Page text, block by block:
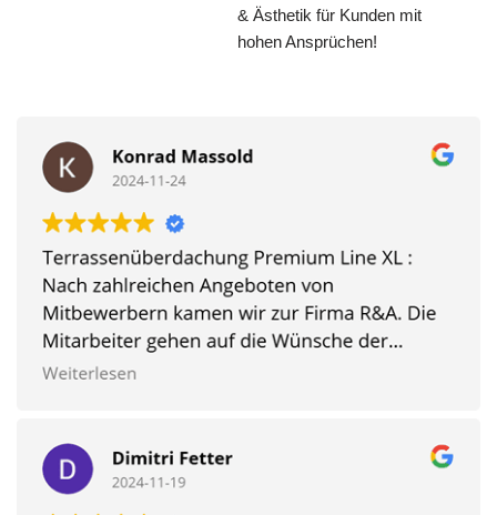
& Ästhetik für Kunden mit
hohen Ansprüchen!